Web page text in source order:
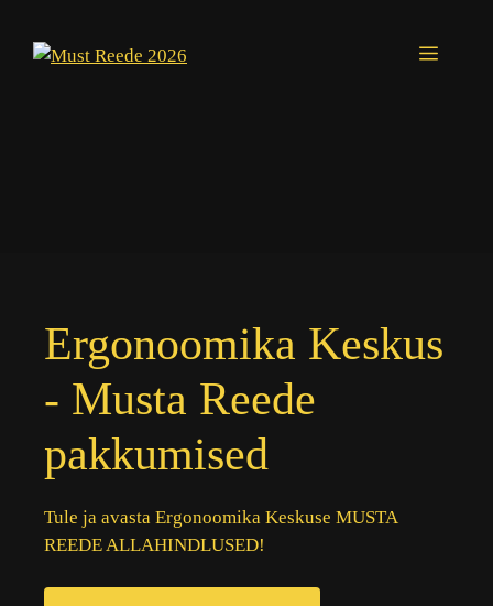
content
Menu
Ergonoomika Keskus
- Musta Reede
pakkumised
Tule ja avasta Ergonoomika Keskuse MUSTA
REEDE ALLAHINDLUSED!